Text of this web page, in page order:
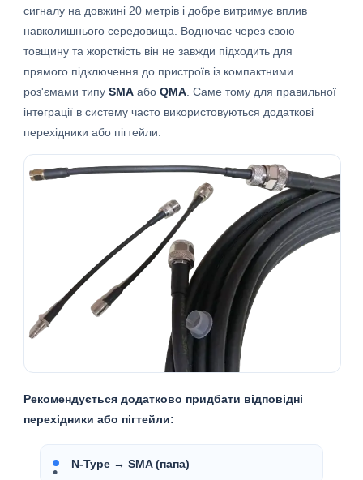
сигналу на довжині 20 метрів і добре витримує вплив
навколишнього середовища. Водночас через свою
товщину та жорсткість він не завжди підходить для
прямого підключення до пристроїв із компактними
роз'ємами типу SMA або QMA . Саме тому для правильної
інтеграції в систему часто використовуються додаткові
перехідники або пігтейли.
Рекомендується додатково придбати відповідні
перехідники або пігтейли:
N-Type → SMA (папа)